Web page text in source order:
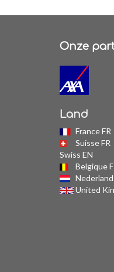
Onze
Land
France FR
Suisse FR
Swiss EN
Belgique
Nederland
United